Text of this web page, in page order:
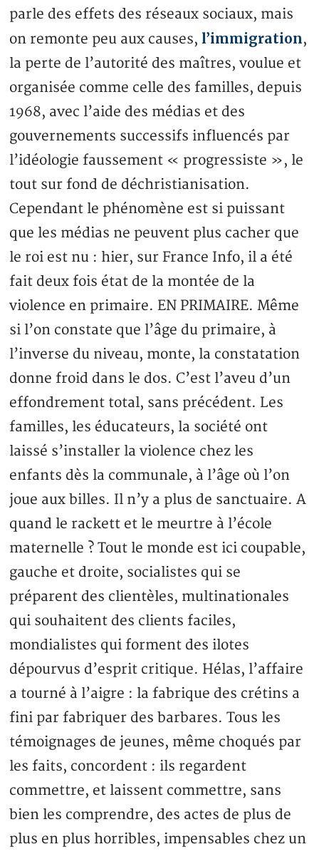
parle des effets des réseaux sociaux, mais
on remonte peu aux causes, l’immigration,
la perte de l’autorité des maîtres, voulue et
organisée comme celle des familles, depuis
1968, avec l’aide des médias et des
gouvernements successifs influencés par
l’idéologie faussement « progressiste », le
tout sur fond de déchristianisation.
Cependant le phénomène est si puissant
que les médias ne peuvent plus cacher que
le roi est nu : hier, sur France Info, il a été
fait deux fois état de la montée de la
violence en primaire. EN PRIMAIRE. Même
si l’on constate que l’âge du primaire, à
l’inverse du niveau, monte, la constatation
donne froid dans le dos. C’est l’aveu d’un
effondrement total, sans précédent. Les
familles, les éducateurs, la société ont
laissé s’installer la violence chez les
enfants dès la communale, à l’âge où l’on
joue aux billes. Il n’y a plus de sanctuaire. A
quand le rackett et le meurtre à l’école
maternelle ? Tout le monde est ici coupable,
gauche et droite, socialistes qui se
préparent des clientèles, multinationales
qui souhaitent des clients faciles,
mondialistes qui forment des ilotes
dépourvus d’esprit critique. Hélas, l’affaire
a tourné à l’aigre : la fabrique des crétins a
fini par fabriquer des barbares. Tous les
témoignages de jeunes, même choqués par
les faits, concordent : ils regardent
commettre, et laissent commettre, sans
bien les comprendre, des actes de plus de
plus en plus horribles, impensables chez un